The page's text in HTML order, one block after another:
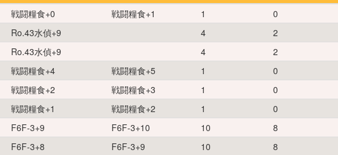
戦闘糧食+0 戦闘糧食+1 1 0
Ro.43水偵+9 4 2
Ro.43水偵+9 4 2
戦闘糧食+4 戦闘糧食+5 1 0
戦闘糧食+2 戦闘糧食+3 1 0
戦闘糧食+1 戦闘糧食+2 1 0
F6F-3+9 F6F-3+10 10 8
F6F-3+8 F6F-3+9 10 8